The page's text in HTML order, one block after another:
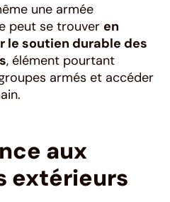
une armée
peut se trouver en
soutien durable des
, élément pourtant
armés et accéder
aux
extérieurs